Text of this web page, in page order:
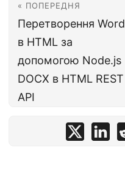
« ПОПЕРЕДНЯ
Перетворення Word
в HTML за
допомогою Node.js |
DOCX в HTML REST
API